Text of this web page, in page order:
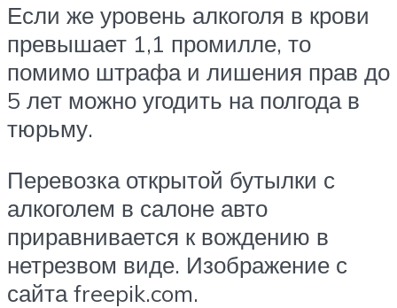
Если же уровень алкоголя в крови
превышает 1,1 промилле, то
помимо штрафа и лишения прав до
5 лет можно угодить на полгода в
тюрьму.
Перевозка открытой бутылки с
алкоголем в салоне авто
приравнивается к вождению в
нетрезвом виде. Изображение с
сайта freepik.com.